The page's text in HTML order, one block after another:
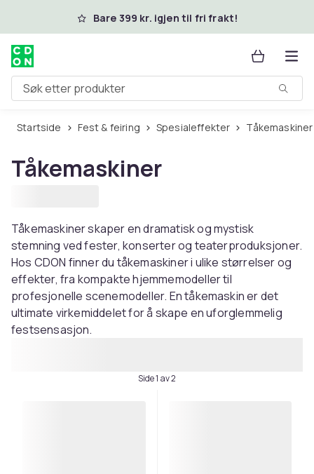
Hopp til hovedinnholdBare 399 kr. igjen til fri frakt!
Søk etter produkter
Startside Fest & feiring Spesialeffekter Tåkemaskiner
Tåkemaskiner
Tåkemaskiner skaper en dramatisk og mystisk
stemning ved fester, konserter og teaterproduksjoner.
Hos CDON finner du tåkemaskiner i ulike størrelser og
effekter, fra kompakte hjemmemodeller til
profesjonelle scenemodeller. En tåkemaskin er det
ultimate virkemiddelet for å skape en uforglemmelig
festsensasjon.
Side 1 av 2